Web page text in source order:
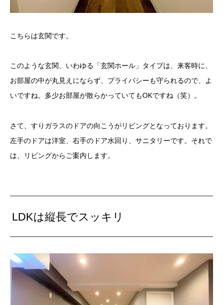
こちらは玄関です。
このような玄関、いわゆる「玄関ホール」タイプは、来客時に、
お部屋の中が丸見えにならず、プライバシーも守られるので、よ
いですね。多少お部屋が散らかっていてもOKですね（笑）。
さて、すりガラスのドアの向こうがリビングとなっております。
左手のドアは洋室、右手のドア水回り、サニタリーです。それで
は、リビングからご案内します。
LDKは縦長でスッキリ